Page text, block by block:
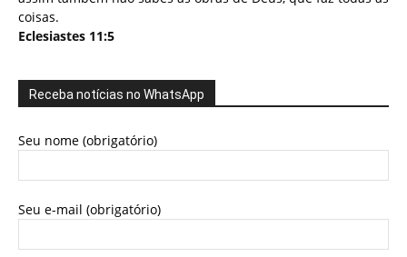
coisas.
Eclesiastes 11:5
Receba notícias no WhatsApp
Seu nome (obrigatório)
Seu e-mail (obrigatório)